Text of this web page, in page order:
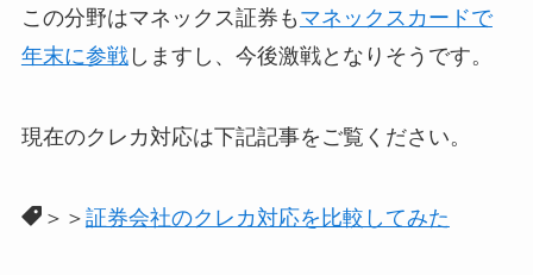
この分野はマネックス証券も マネックスカードで
年末に参戦しますし、今後激戦となりそうです。
現在のクレカ対応は下記記事をご覧ください。
＞＞ 証券会社のクレカ対応を比較してみた